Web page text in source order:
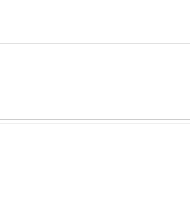
mogą sprawdzić aktualny
ofert, warunków
częściej wybierają
środków. Przed
bonusu.
mogą sprawdzić aktualny